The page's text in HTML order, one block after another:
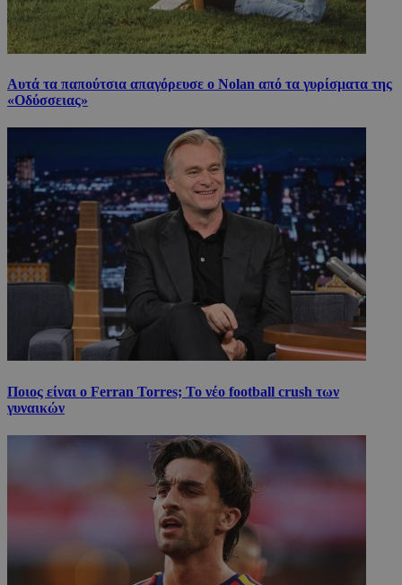
Αυτά τα παπούτσια απαγόρευσε ο Nolan από τα γυρίσματα της
«Οδύσσειας»
Ποιος είναι ο Ferran Torres; Το νέο football crush των
γυναικών